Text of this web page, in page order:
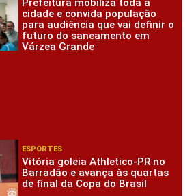
cidade e convida população
para audiência que vai definir o
futuro do saneamento em
Várzea Grande
ESPORTES
Vitória goleia Athletico-PR no
Barradão e avança às quartas
de final da Copa do Brasil